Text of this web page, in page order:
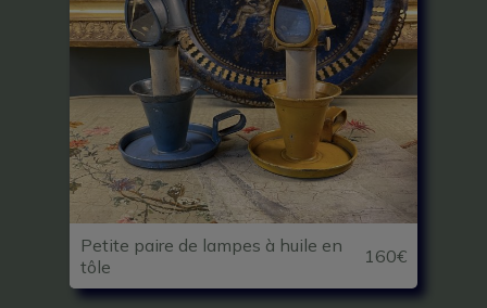
Petite paire de lampes à huile en
tôle
160€